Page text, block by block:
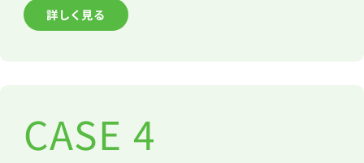
詳しく見る
CASE 4